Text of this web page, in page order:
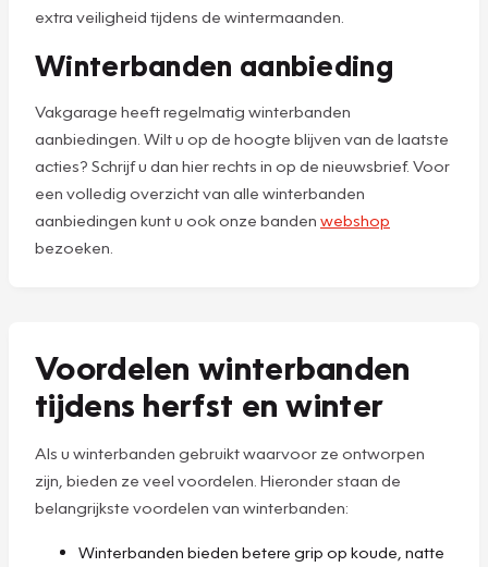
extra veiligheid tijdens de wintermaanden.
Winterbanden aanbieding
Vakgarage heeft regelmatig winterbanden
aanbiedingen. Wilt u op de hoogte blijven van de laatste
acties? Schrijf u dan hier rechts in op de nieuwsbrief. Voor
een volledig overzicht van alle winterbanden
aanbiedingen kunt u ook onze banden webshop
bezoeken.
Voordelen winterbanden
tijdens herfst en winter
Als u winterbanden gebruikt waarvoor ze ontworpen
zijn, bieden ze veel voordelen. Hieronder staan de
belangrijkste voordelen van winterbanden:
Winterbanden bieden betere grip op koude, natte